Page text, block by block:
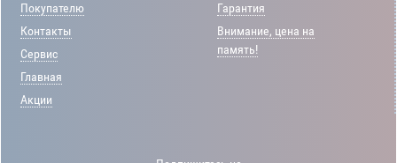
Покупателю
Контакты
Сервис
Главная
Акции
Гарантия
Внимание, цена на
память!